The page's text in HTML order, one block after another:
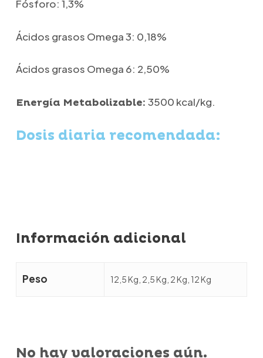
Fósforo: 1,3%
Ácidos grasos Omega 3: 0,18%
Ácidos grasos Omega 6: 2,50%
Energía Metabolizable: 3500 kcal/kg.
Dosis diaria recomendada:
Información adicional
Peso 12,5 Kg, 2,5 Kg, 2 Kg, 12 Kg
No hay valoraciones aún.